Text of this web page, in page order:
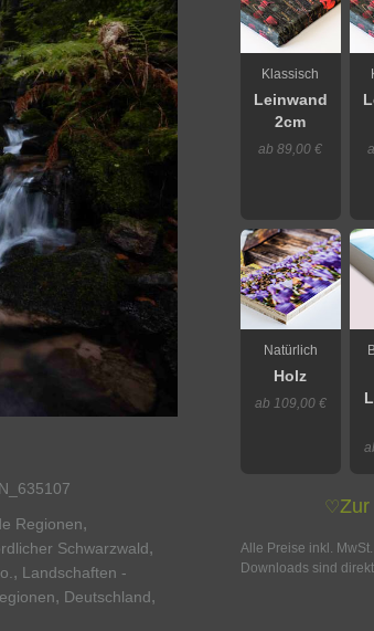
Regionen,
Schwarzwald,
, Landschaften -
, Deutschland,
Klassisch
Leinwand
2cm
ab 89,00 €
Natürlich
Holz
ab 109,00 €
♡Zur
Alle Preise inkl.
Downloads sind